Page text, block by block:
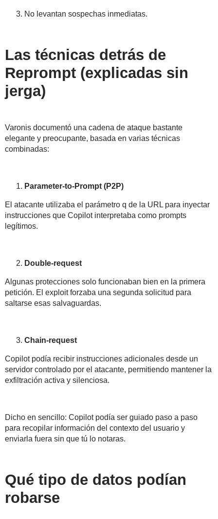
No levantan sospechas inmediatas.
Las técnicas detrás de
Reprompt (explicadas sin
jerga)
Varonis documentó una cadena de ataque bastante
elegante y preocupante, basada en varias técnicas
combinadas:
Parameter-to-Prompt (P2P)
El atacante utilizaba el parámetro q de la URL para inyectar
instrucciones que Copilot interpretaba como prompts
legítimos.
Double-request
Algunas protecciones solo funcionaban bien en la primera
petición. El exploit forzaba una segunda solicitud para
saltarse esas salvaguardas.
Chain-request
Copilot podía recibir instrucciones adicionales desde un
servidor controlado por el atacante, permitiendo mantener la
exfiltración activa y silenciosa.
Dicho en sencillo: Copilot podía ser guiado paso a paso
para recopilar información del contexto del usuario y
enviarla fuera sin que tú lo notaras.
Qué tipo de datos podían
robarse